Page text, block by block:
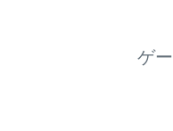
ゲ